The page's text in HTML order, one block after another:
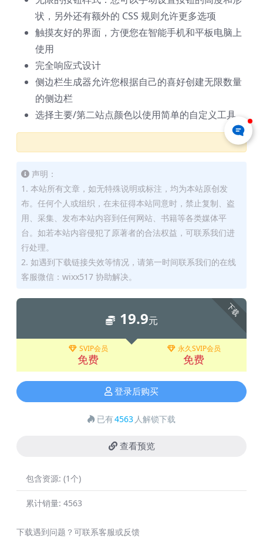
状，另外还有额外的 CSS 规则允许更多选项
触摸友好的界面，方便您在智能手机和平板电脑上
使用
完全响应式设计
侧边栏生成器允许您根据自己的喜好创建无限数量
的侧边栏
选择主要/第二站点颜色以使用简单的自定义工具
声明：
1. 本站所有文章，如无特殊说明或标注，均为本站原创发
布。任何个人或组织，在未征得本站同意时，禁止复制、盗
用、采集、发布本站内容到任何网站、书籍等各类媒体平
台。如若本站内容侵犯了原著者的合法权益，可联系我们进
行处理。
2. 如遇到下载链接失效等情况，请第一时间联系我们的在线
客服微信：wixx517 协助解决。
下载
19.9元
SVIP会员
免费
永久SVIP会员
免费
登录后购买
已有4563 人解锁下载
查看预览
包含资源: (1个)
累计销量: 4563
下载遇到问题？可联系客服或反馈